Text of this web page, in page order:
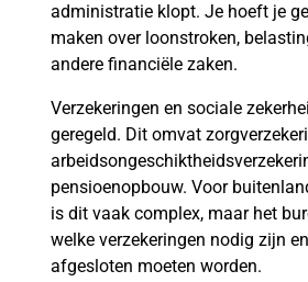
administratie klopt. Je hoeft je
maken over loonstroken,
andere financiële zaken.
Verzekeringen en sociale
geregeld. Dit omvat
pensioenopbouw. Voor
is dit vaak complex, maar het
welke verzekeringen nodig zijn
afgesloten moeten worden.